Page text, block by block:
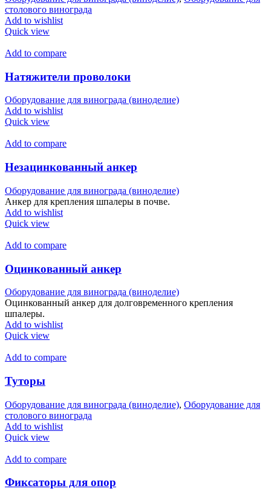
столового винограда
Add to wishlist
Quick view
Add to compare
Натяжители проволоки
Оборудование для винограда (виноделие)
Add to wishlist
Quick view
Add to compare
Незацинкованный анкер
Оборудование для винограда (виноделие)
Анкер для крепления шпалеры в почве.
Add to wishlist
Quick view
Add to compare
Оцинкованный анкер
Оборудование для винограда (виноделие)
Оцинкованный анкер для долговременного крепления
шпалеры.
Add to wishlist
Quick view
Add to compare
Туторы
Оборудование для винограда (виноделие), Оборудование для
столового винограда
Add to wishlist
Quick view
Add to compare
Фиксаторы для опор